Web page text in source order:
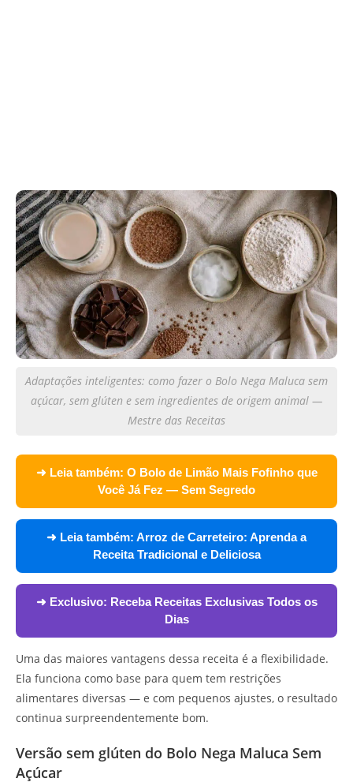
Adaptações inteligentes: como fazer o Bolo Nega Maluca sem
açúcar, sem glúten e sem ingredientes de origem animal —
Mestre das Receitas
➜ Leia também: O Bolo de Limão Mais Fofinho que
Você Já Fez — Sem Segredo
➜ Leia também: Arroz de Carreteiro: Aprenda a
Receita Tradicional e Deliciosa
➜ Exclusivo: Receba Receitas Exclusivas Todos os
Dias
Uma das maiores vantagens dessa receita é a flexibilidade.
Ela funciona como base para quem tem restrições
alimentares diversas — e com pequenos ajustes, o resultado
continua surpreendentemente bom.
Versão sem glúten do Bolo Nega Maluca Sem
Açúcar